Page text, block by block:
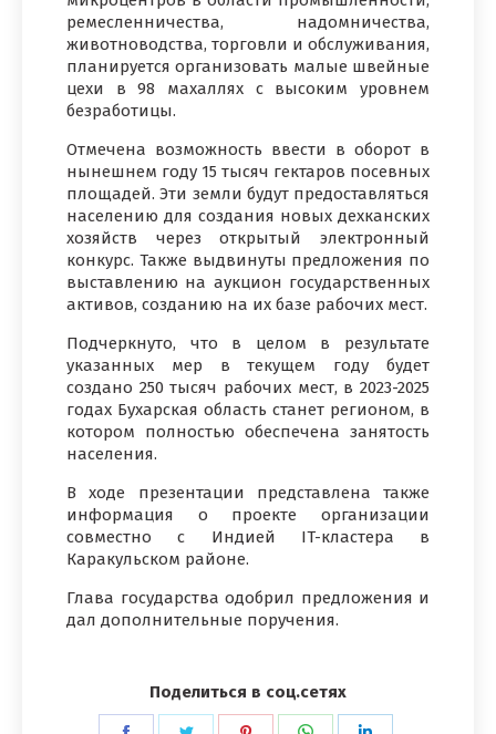
ремесленничества, надомничества,
животноводства, торговли и обслуживания,
планируется организовать малые швейные
цехи в 98 махаллях с высоким уровнем
безработицы.
Отмечена возможность ввести в оборот в
нынешнем году 15 тысяч гектаров посевных
площадей. Эти земли будут предоставляться
населению для создания новых дехканских
хозяйств через открытый электронный
конкурс. Также выдвинуты предложения по
выставлению на аукцион государственных
активов, созданию на их базе рабочих мест.
Подчеркнуто, что в целом в результате
указанных мер в текущем году будет
создано 250 тысяч рабочих мест, в 2023-2025
годах Бухарская область станет регионом, в
котором полностью обеспечена занятость
населения.
В ходе презентации представлена также
информация о проекте организации
совместно с Индией IT-кластера в
Каракульском районе.
Глава государства одобрил предложения и
дал дополнительные поручения.
Поделиться в соц.сетях